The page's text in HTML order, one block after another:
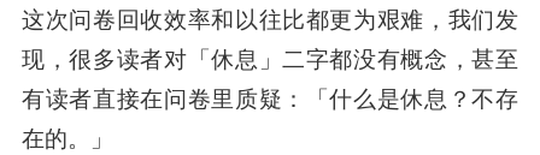
这次问卷回收效率和以往比都更为艰难，我们发
现，很多读者对「休息」二字都没有概念，甚至
有读者直接在问卷里质疑：
「什么是休息？不存
在的。」